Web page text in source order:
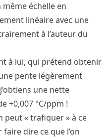
même échelle en
linéaire avec une
à l’auteur du
à lui, qui prétend obtenir
pente légèrement
une nette
+0,007 °C/ppm !
peut « trafiquer » à ce
dire ce que l’on